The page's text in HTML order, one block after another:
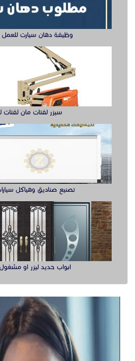
وظيفة دهان سيارت للعمل
سيزر لفتات مان لفتات
تصنيع صناديق وهياكل
ابواب حديد ليزر او